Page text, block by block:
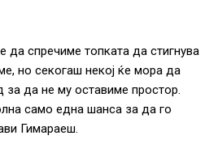
спречиме топката да стигнува
но секогаш некој ќе мора да
да не му оставиме простор.
само една шанса за да го
Гимараеш.